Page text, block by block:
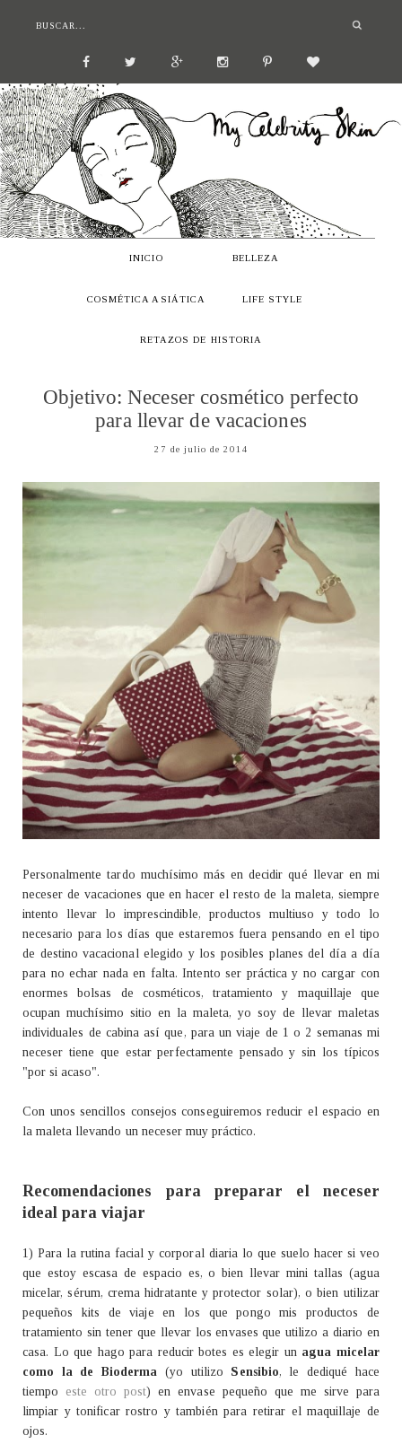
INICIO BELLEZA
COSMÉTICA ASIÁTICA LIFE STYLE
RETAZOS DE HISTORIA
Objetivo: Neceser cosmético perfecto
para llevar de vacaciones
27 de julio de 2014
Personalmente tardo muchísimo más en decidir qué llevar en mi
neceser de vacaciones que en hacer el resto de la maleta, siempre
intento llevar lo imprescindible, productos multiuso y todo lo
necesario para los días que estaremos fuera pensando en el tipo
de destino vacacional elegido y los posibles planes del día a día
para no echar nada en falta.Intento ser práctica y no cargar con
enormes bolsas de cosméticos, tratamiento y maquillaje que
ocupan muchísimo sitio en la maleta, yo soy de llevar maletas
individuales de cabina así que, para un viaje de 1 o 2 semanas mi
neceser tiene que estar perfectamente pensado y sin los típicos
"por si acaso".
Con unos sencillos consejos conseguiremos reducir el espacio en
la maleta llevando un neceser muy práctico.
Recomendaciones para preparar el neceser
ideal para viajar
1) Para la rutina facial y corporal diaria lo que suelo hacer si veo
que estoy escasa de espacio es, o bien llevar mini tallas (agua
micelar, sérum, crema hidratante y protector solar), o bien utilizar
pequeños kits de viaje en los que pongo mis productos de
tratamiento sin tener que llevar los envases que utilizo a diario en
casa. Lo que hago para reducir botes es elegir un agua micelar
como la de Bioderma (yo utilizo Sensibio, le dediqué hace
tiempo este otro post) en envase pequeño que me sirve para
limpiar y tonificar rostro y también para retirar el maquillaje de
ojos.